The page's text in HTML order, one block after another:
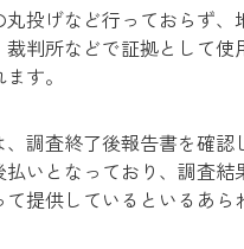
投げなど行っておらず、
判所などで証拠として使
す。
調査終了後報告書を確認
いとなっており、調査結
提供しているといるあら